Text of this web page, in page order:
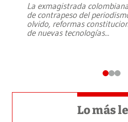
La exmagistrada
de contrapeso del
olvido, reformas
de nuevas tecnologías...
Lo más